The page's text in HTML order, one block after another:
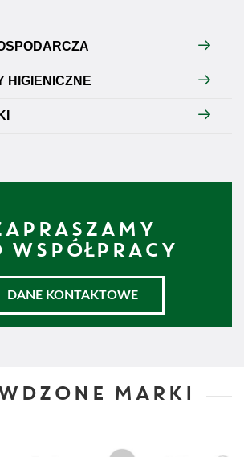
HIGIENICZNE
WSPÓŁPRACY
DANE KONTAKTOWE
MARKI